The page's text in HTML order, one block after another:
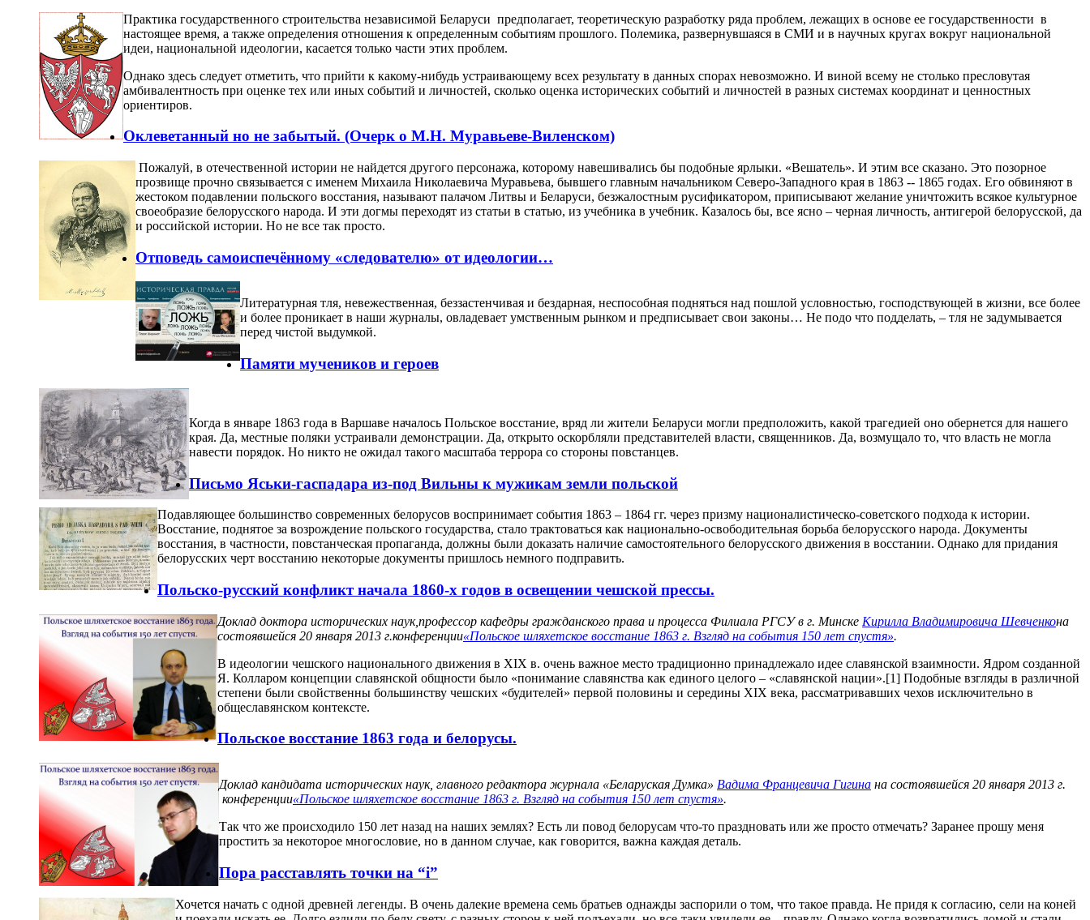
Практика государственного строительства независимой Беларуси предполагает, теоретическую разработку ряда проблем, лежащих в основе ее государственности в
настоящее время, а также определения отношения к определенным событиям прошлого. Полемика, развернувшаяся в СМИ и в научных кругах вокруг национальной
идеи, национальной идеологии, касается только части этих проблем.
Однако здесь следует отметить, что прийти к какому-нибудь устраивающему всех результату в данных спорах невозможно. И виной всему не столько пресловутая
амбивалентность при оценке тех или иных событий и личностей, сколько оценка исторических событий и личностей в разных системах координат и ценностных
ориентиров.
Оклеветанный но не забытый. (Очерк о М.Н. Муравьеве-Виленском)
Пожалуй, в отечественной истории не найдется другого персонажа, которому навешивались бы подобные ярлыки. «Вешатель». И этим все сказано. Это позорное
прозвище прочно связывается с именем Михаила Николаевича Муравьева, бывшего главным начальником Северо-Западного края в 1863 -- 1865 годах. Его обвиняют в
жестоком подавлении польского восстания, называют палачом Литвы и Беларуси, безжалостным русификатором, приписывают желание уничтожить всякое культурное
своеобразие белорусского народа. И эти догмы переходят из статьи в статью, из учебника в учебник. Казалось бы, все ясно – черная личность, антигерой белорусской, да
и российской истории. Но не все так просто.
Отповедь самоиспечённому «следователю» от идеологии…
Литературная тля, невежественная, беззастенчивая и бездарная, неспособная подняться над пошлой условностью, господствующей в жизни, все более
и более проникает в наши журналы, овладевает умственным рынком и предписывает свои законы… Не подо что подделать, – тля не задумывается
перед чистой выдумкой.
Памяти мучеников и героев
Когда в январе 1863 года в Варшаве началось Польское восстание, вряд ли жители Беларуси могли предположить, какой трагедией оно обернется для нашего
края. Да, местные поляки устраивали демонстрации. Да, открыто оскорбляли представителей власти, священников. Да, возмущало то, что власть не могла
навести порядок. Но никто не ожидал такого масштаба террора со стороны повстанцев.
Письмо Яськи-гаспадара из-под Вильны к мужикам земли польской
Подавляющее большинство современных белорусов воспринимает события 1863 – 1864 гг. через призму националистическо-советского подхода к истории.
Восстание, поднятое за возрождение польского государства, стало трактоваться как национально-освободительная борьба белорусского народа. Документы
восстания, в частности, повстанческая пропаганда, должны были доказать наличие самостоятельного белорусского движения в восстании. Однако для придания
белорусских черт восстанию некоторые документы пришлось немного подправить.
Польско-русский конфликт начала 1860-х годов в освещении чешской прессы.
Доклад доктора исторических наук,профессор кафедры гражданского права и процесса Филиала РГСУ в г. Минске Кирилла Владимировича Шевченкона
состоявшейся 20 января 2013 г.конференции«Польское шляхетское восстание 1863 г. Взгляд на события 150 лет спустя».
В идеологии чешского национального движения в XIX в. очень важное место традиционно принадлежало идее славянской взаимности. Ядром созданной
Я. Колларом концепции славянской общности было «понимание славянства как единого целого – «славянской нации».[1] Подобные взгляды в различной
степени были свойственны большинству чешских «будителей» первой половины и середины XIX века, рассматривавших чехов исключительно в
общеславянском контексте.
Польское восстание 1863 года и белорусы.
Доклад кандидата исторических наук, главного редактора журнала «Беларуская Думка» Вадима Францевича Гигина на состоявшейся 20 января 2013 г.
конференции«Польское шляхетское восстание 1863 г. Взгляд на события 150 лет спустя».
Так что же происходило 150 лет назад на наших землях? Есть ли повод белорусам что-то праздновать или же просто отмечать? Заранее прошу меня
простить за некоторое многословие, но в данном случае, как говорится, важна каждая деталь.
Пора расставлять точки на “i”
Хочется начать с одной древней легенды. В очень далекие времена семь братьев однажды заспорили о том, что такое правда. Не придя к согласию, сели на коней